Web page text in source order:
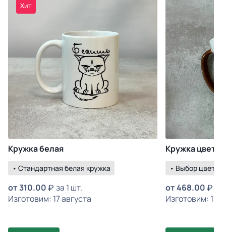
Хит
Кружка белая
• Стандартная белая кружка
от310.00
за 1 шт.
Изготовим: 17 августа
Кружка
• Выбор цвета
от468.00
Изготовим: 13